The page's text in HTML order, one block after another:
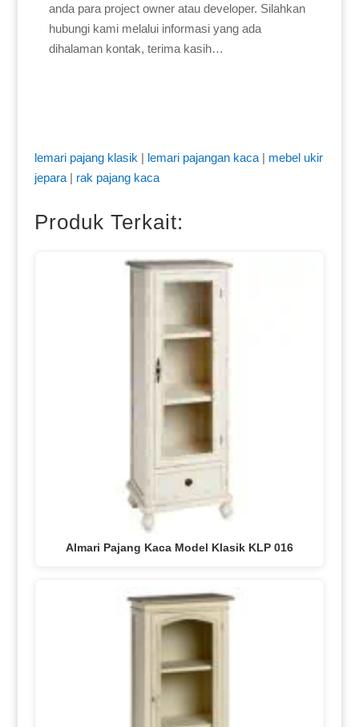
anda para project owner atau developer. Silahkan
hubungi kami melalui informasi yang ada
dihalaman kontak, terima kasih…
lemari pajang klasik | lemari pajangan kaca| mebel ukir
jepara| rak pajang kaca
Produk Terkait:
Almari Pajang Kaca Model Klasik KLP 016